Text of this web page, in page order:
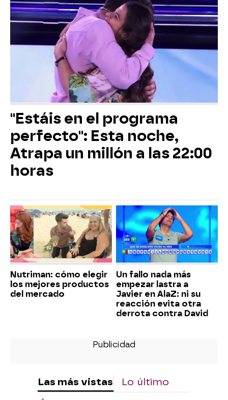
"Estáis en el programa
perfecto": Esta noche,
Atrapa un millón a las 22:00
horas
Nutriman: cómo elegir
los mejores productos
del mercado
Un fallo nada más
empezar lastra a
Javier en AlaZ: ni su
reacción evita otra
derrota contra David
Las más vistas Lo último